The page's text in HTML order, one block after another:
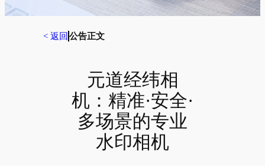
< 返回 公告正文
元道经纬相
机：精准·安全·
多场景的专业
水印相机